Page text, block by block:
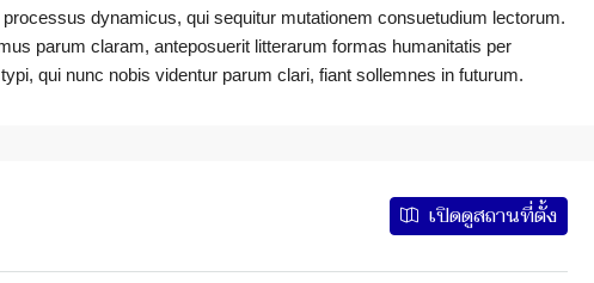
dynamicus, qui sequitur mutationem consuetudium lectorum.
parum claram, anteposuerit litterarum formas humanitatis per
qui nunc nobis videntur parum clari, fiant sollemnes in futurum.
เปิดดูสถานที่ตั้ง